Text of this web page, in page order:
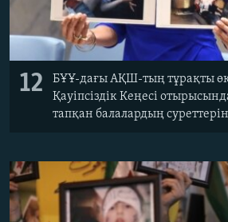
12
БҰҰ-дағы АҚШ-тың тұрақты
Қауіпсіздік Кеңесі
тапқан балалардың